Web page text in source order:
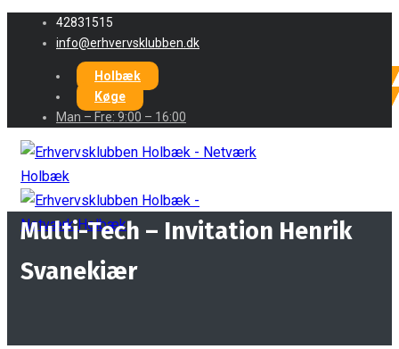
42831515
info@erhvervsklubben.dk
Holbæk
Køge
Man – Fre: 9:00 – 16:00
Multi-Tech – Invitation Henrik
Svanekiær